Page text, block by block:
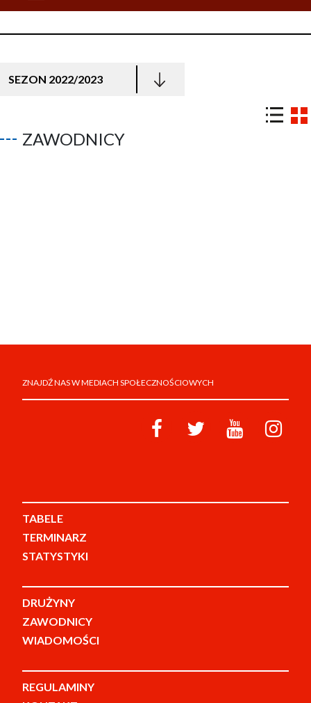
SEZON 2022/2023
ZAWODNICY
ZNAJDŹ NAS W MEDIACH SPOŁECZNOŚCIOWYCH
TABELE
TERMINARZ
STATYSTYKI
DRUŻYNY
ZAWODNICY
WIADOMOŚCI
REGULAMINY